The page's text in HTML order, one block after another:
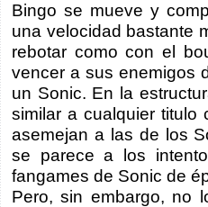
Bingo se mueve y
una velocidad bastante
rebotar como con el
vencer a sus enemigos
un Sonic. En la
similar a cualquier
asemejan a las de los
se parece a los
fangames de Sonic de
Pero, sin embargo, no